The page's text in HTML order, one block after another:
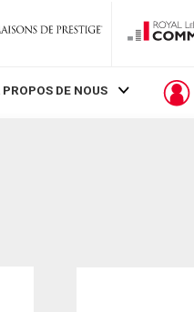
PROPOS DE NOUS